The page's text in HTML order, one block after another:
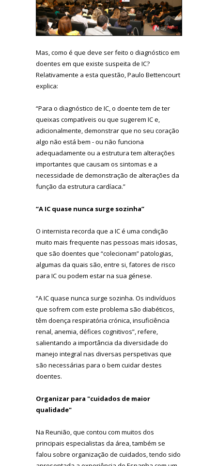
Mas, como é que deve ser feito o diagnóstico em
doentes em que existe suspeita de IC?
Relativamente a esta questão, Paulo Bettencourt
explica:
“Para o diagnóstico de IC, o doente tem de ter
queixas compatíveis ou que sugerem IC e,
adicionalmente, demonstrar que no seu coração
algo não está bem - ou não funciona
adequadamente ou a estrutura tem alterações
importantes que causam os sintomas e a
necessidade de demonstração de alterações da
função da estrutura cardíaca.”
“A IC quase nunca surge sozinha”
O internista recorda que a IC é uma condição
muito mais frequente nas pessoas mais idosas,
que são doentes que “colecionam” patologias,
algumas da quais são, entre si, fatores de risco
para IC ou podem estar na sua génese.
“A IC quase nunca surge sozinha. Os indivíduos
que sofrem com este problema são diabéticos,
têm doença respiratória crónica, insuficiência
renal, anemia, défices cognitivos”, refere,
salientando a importância da diversidade do
manejo integral nas diversas perspetivas que
são necessárias para o bem cuidar destes
doentes.
Organizar para "cuidados de maior
qualidade"
Na Reunião, que contou com muitos dos
principais especialistas da área, também se
falou sobre organização de cuidados, tendo sido